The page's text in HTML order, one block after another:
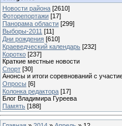
Новости района [2610]
Фоторепортажи [17]
Панорама области [299]
Выборы-2011 [11]
Дни рождения [610]
Краеведческий календарь [232]
Коротко [237]
Краткие местные новости
Спорт [30]
Анонсы и итоги соревнований с
Опросы [6]
Колонка редактора [17]
Блог Владимира Гуреева
Память [188]